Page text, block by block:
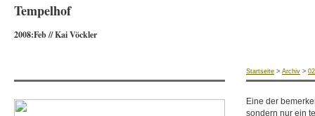
Tempelhof
2008:Feb//Kai Vöckler
Startseite > Archiv >
Eine der
sondern nur ein